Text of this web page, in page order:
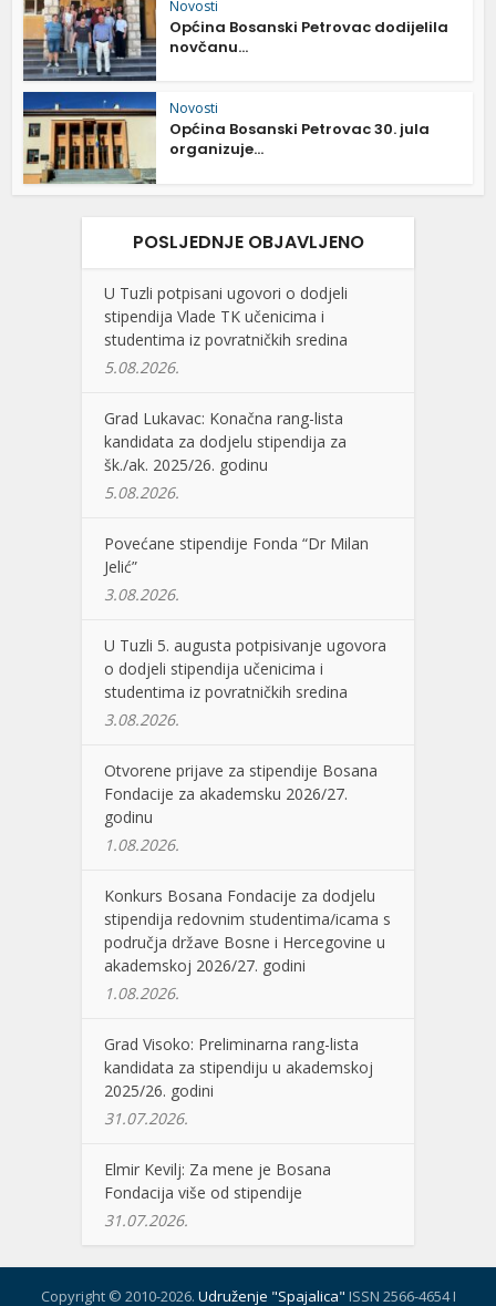
Novosti
Općina Bosanski Petrovac dodijelila
novčanu...
Novosti
Općina Bosanski Petrovac 30. jula
organizuje...
POSLJEDNJE OBJAVLJENO
U Tuzli potpisani ugovori o dodjeli
stipendija Vlade TK učenicima i
studentima iz povratničkih sredina
5.08.2026.
Grad Lukavac: Konačna rang-lista
kandidata za dodjelu stipendija za
šk./ak. 2025/26. godinu
5.08.2026.
Povećane stipendije Fonda “Dr Milan
Jelić”
3.08.2026.
U Tuzli 5. augusta potpisivanje ugovora
o dodjeli stipendija učenicima i
studentima iz povratničkih sredina
3.08.2026.
Otvorene prijave za stipendije Bosana
Fondacije za akademsku 2026/27.
godinu
1.08.2026.
Konkurs Bosana Fondacije za dodjelu
stipendija redovnim studentima/icama s
područja države Bosne i Hercegovine u
akademskoj 2026/27. godini
1.08.2026.
Grad Visoko: Preliminarna rang-lista
kandidata za stipendiju u akademskoj
2025/26. godini
31.07.2026.
Elmir Kevilj: Za mene je Bosana
Fondacija više od stipendije
31.07.2026.
Copyright © 2010-2026. Udruženje "Spajalica" ISSN 2566-4654 I